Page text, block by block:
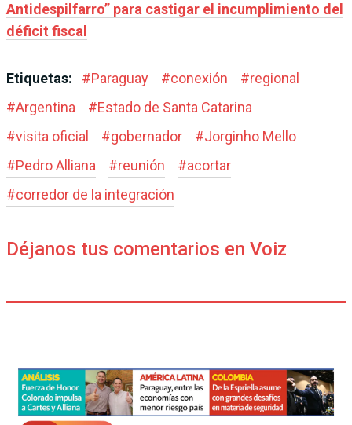
Antidespilfarro” para castigar el incumplimiento del
déficit fiscal
Etiquetas: #Paraguay #conexión #regional
#Argentina #Estado de Santa Catarina
#visita oficial #gobernador #Jorginho Mello
#Pedro Alliana #reunión #acortar
#corredor de la integración
Déjanos tus comentarios en Voiz